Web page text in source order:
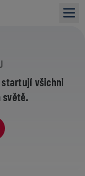
startují všichni
světě.